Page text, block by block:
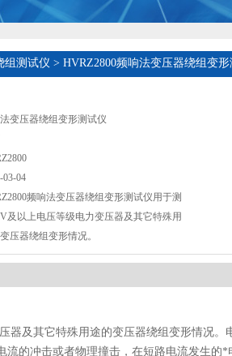
组测试仪 > HVRZ2800频响法变压器绕组变形
变压器绕组变形测试仪
03-04
频响法变压器绕组变形测试仪用于测
及以上电压等级电力变压器及其它特殊用
压器绕组变形情况。
器及其它特殊用途的变压器绕组变形情况。
的冲击或者物理撞击，在短路电流发生的*